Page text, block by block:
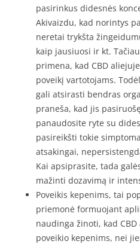
pasirinkus didesnės
Akivaizdu, kad norintys
neretai trykšta
kaip jausiuosi ir kt.
primena, kad CBD
poveikį vartotojams.
gali atsirasti bendras
praneša, kad jis
panaudosite ryte su
pasireikšti tokie
atsakingai,
Kai apsiprasite, tada
mažinti dozavimą ir
Poveikis kepenims, tai
priemonė formuojant
naudinga žinoti, kad
poveikio kepenims, nei